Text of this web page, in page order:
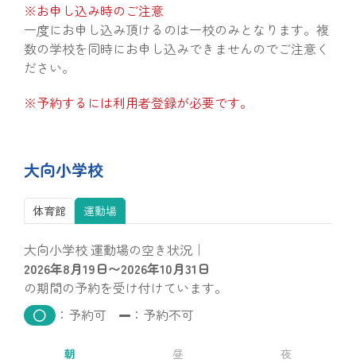
※お申し込み時のご注意
一度にお申し込み頂けるのは一校のみとなります。複
数の学校を同時にお申し込みできませんのでご注意く
ださい。
※予約するには利用者登録が必要です。
大向小学校
体育館 運動場
大向小学校 運動場の空き状況｜
2026年8月19日〜2026年10月31日
の期間の予約を受け付けています。
：予約可
：予約不可
朝 昼 夜